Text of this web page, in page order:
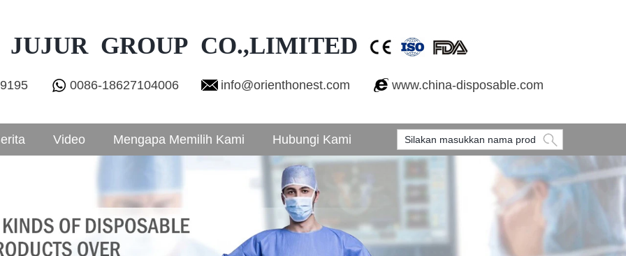
JUJUR GROUP CO.,LIMITED
0086-18627104006 info@orienthonest.com www.china-disposable.com
Video Mengapa Memilih Kami Hubungi Kami